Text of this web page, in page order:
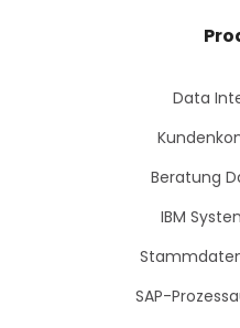
Data
Beratung
IBM
SAP-